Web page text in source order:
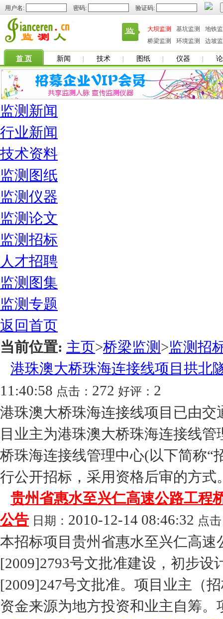
用户名: 密码: 验证码:
大坝监测 基坑监测
地铁
桥梁监测
环境监测 边坡
首 页 新闻 技术 图纸 仪器
监测新闻
行业新闻
技术资料
监测图纸
监测仪器
监测论文
监测招标
人才招聘
监测图集
监测专题
返回首页
当前位置: 主页>桥梁监测 >监测招
港珠澳大桥珠海连接线项目拱北
11:40:58 点击： 272 好评： 2
港珠澳大桥珠海连接线项目已由
目业主为港珠澳大桥珠海连接线
桥珠海连接线管理中心(以下简称“
行公开招标，采用资格后审的方式
贵州省惠水至兴仁高速公路工程
公告 日期： 2010-12-14 08:46:32 点
本招标项目贵州省惠水至兴仁高
[2009]2793号文批准建设，初步
[2009]247号文批准。项目业主（
资金来源为地方投资和业主自筹